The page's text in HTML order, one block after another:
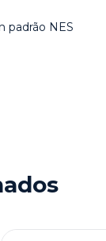
padrão NES